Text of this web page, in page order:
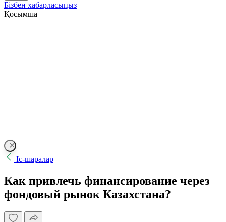
Бізбен хабарласыңыз
Қосымша
Іс-шаралар
Как привлечь финансирование через
фондовый рынок Казахстана?